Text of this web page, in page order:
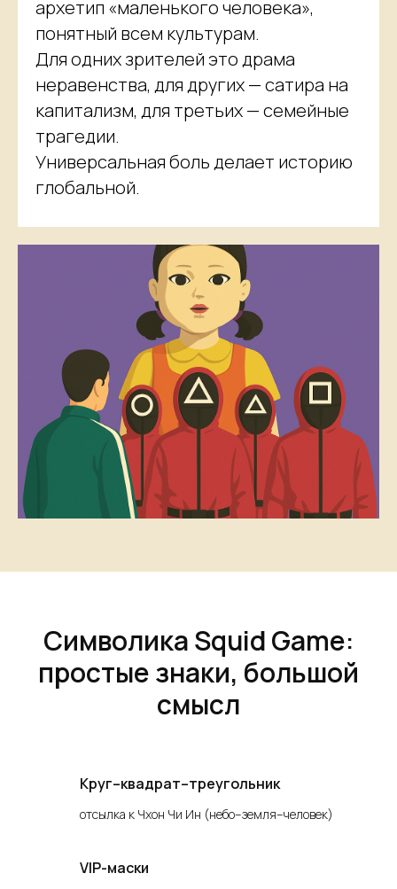
архетип «маленького человека»,
понятный всем культурам.
Для одних зрителей это драма
неравенства, для других — сатира на
капитализм, для третьих — семейные
трагедии.
Универсальная боль делает историю
глобальной.
Символика Squid Game:
простые знаки, большой
смысл
Круг–квадрат–треугольник
отсылка к Чхон Чи Ин (небо–земля–человек)
VIP-маски